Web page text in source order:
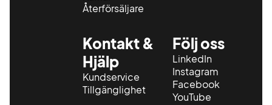
Återförsäljare
Kontakt &
Hjälp
Kundservice
Tillgänglighet
Följ oss
LinkedIn
Instagram
Facebook
YouTube